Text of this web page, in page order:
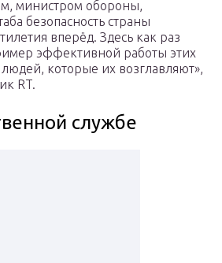
министром обороны,
безопасность страны
вперёд. Здесь как раз
эффективной работы этих
которые их возглавляют»,
RT.
службе